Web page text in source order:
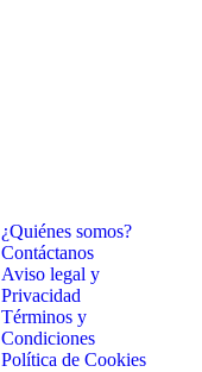
¿Quiénes somos?
Contáctanos
Aviso legal y
Privacidad
Términos y
Condiciones
Política de Cookies